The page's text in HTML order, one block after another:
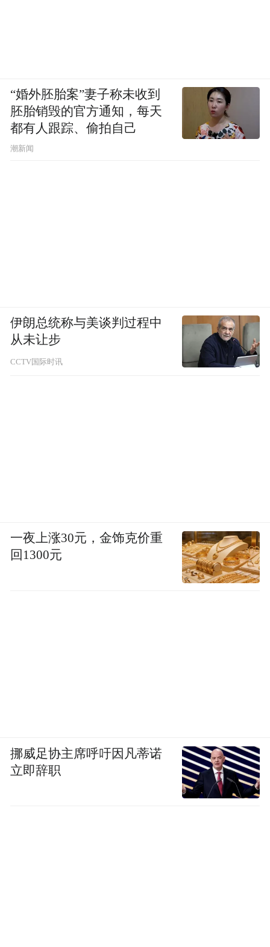
“婚外胚胎案”妻子称未收到
胚胎销毁的官方通知，每天
都有人跟踪、偷拍自己
潮新闻
伊朗总统称与美谈判过程中
从未让步
CCTV国际时讯
一夜上涨30元，金饰克价重
回1300元
挪威足协主席呼吁因凡蒂诺
立即辞职